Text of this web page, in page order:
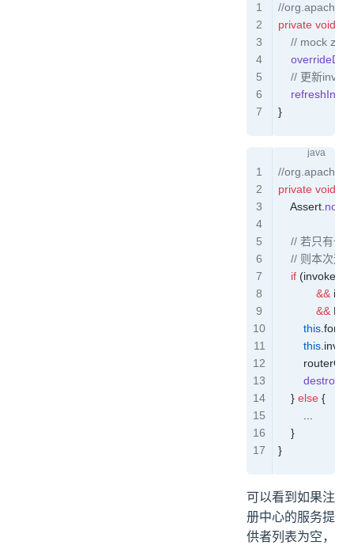
//
private void
// mock
// 更新
}
//
private void
    Assert
.
// 若只有
// 则本次
    if
(
            &&
            &&
        this
.
        this
.
    }
else {
		...
    }
}
可以看到如果注
册中心的服务提
供者列表为空，